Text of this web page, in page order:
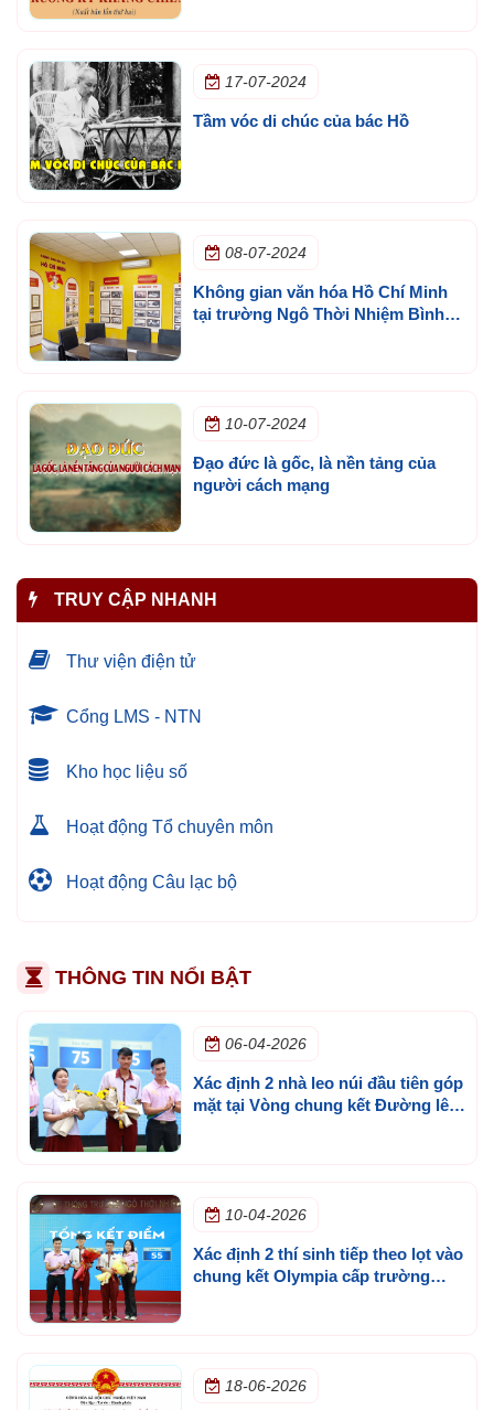
17-07-2024
Tầm vóc di chúc của bác Hồ
08-07-2024
Không gian văn hóa Hồ Chí Minh
tại trường Ngô Thời Nhiệm Bình
10-07-2024
Đạo đức là gốc, là nền tảng của
người cách mạng
TRUY CẬP NHANH
Thư viện điện tử
Cổng LMS - NTN
Kho học liệu số
Hoạt động Tổ chuyên môn
Hoạt động Câu lạc bộ
THÔNG TIN NỔI BẬT
06-04-2026
Xác định 2 nhà leo núi đầu tiên góp
mặt tại Vòng chung kết Đường lên
10-04-2026
Xác định 2 thí sinh tiếp theo lọt vào
chung kết Olympia cấp trường
18-06-2026